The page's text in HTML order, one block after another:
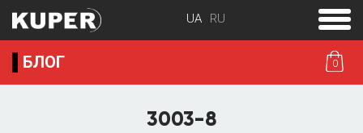
0
toggle
menu
БЛОГ
3003-8